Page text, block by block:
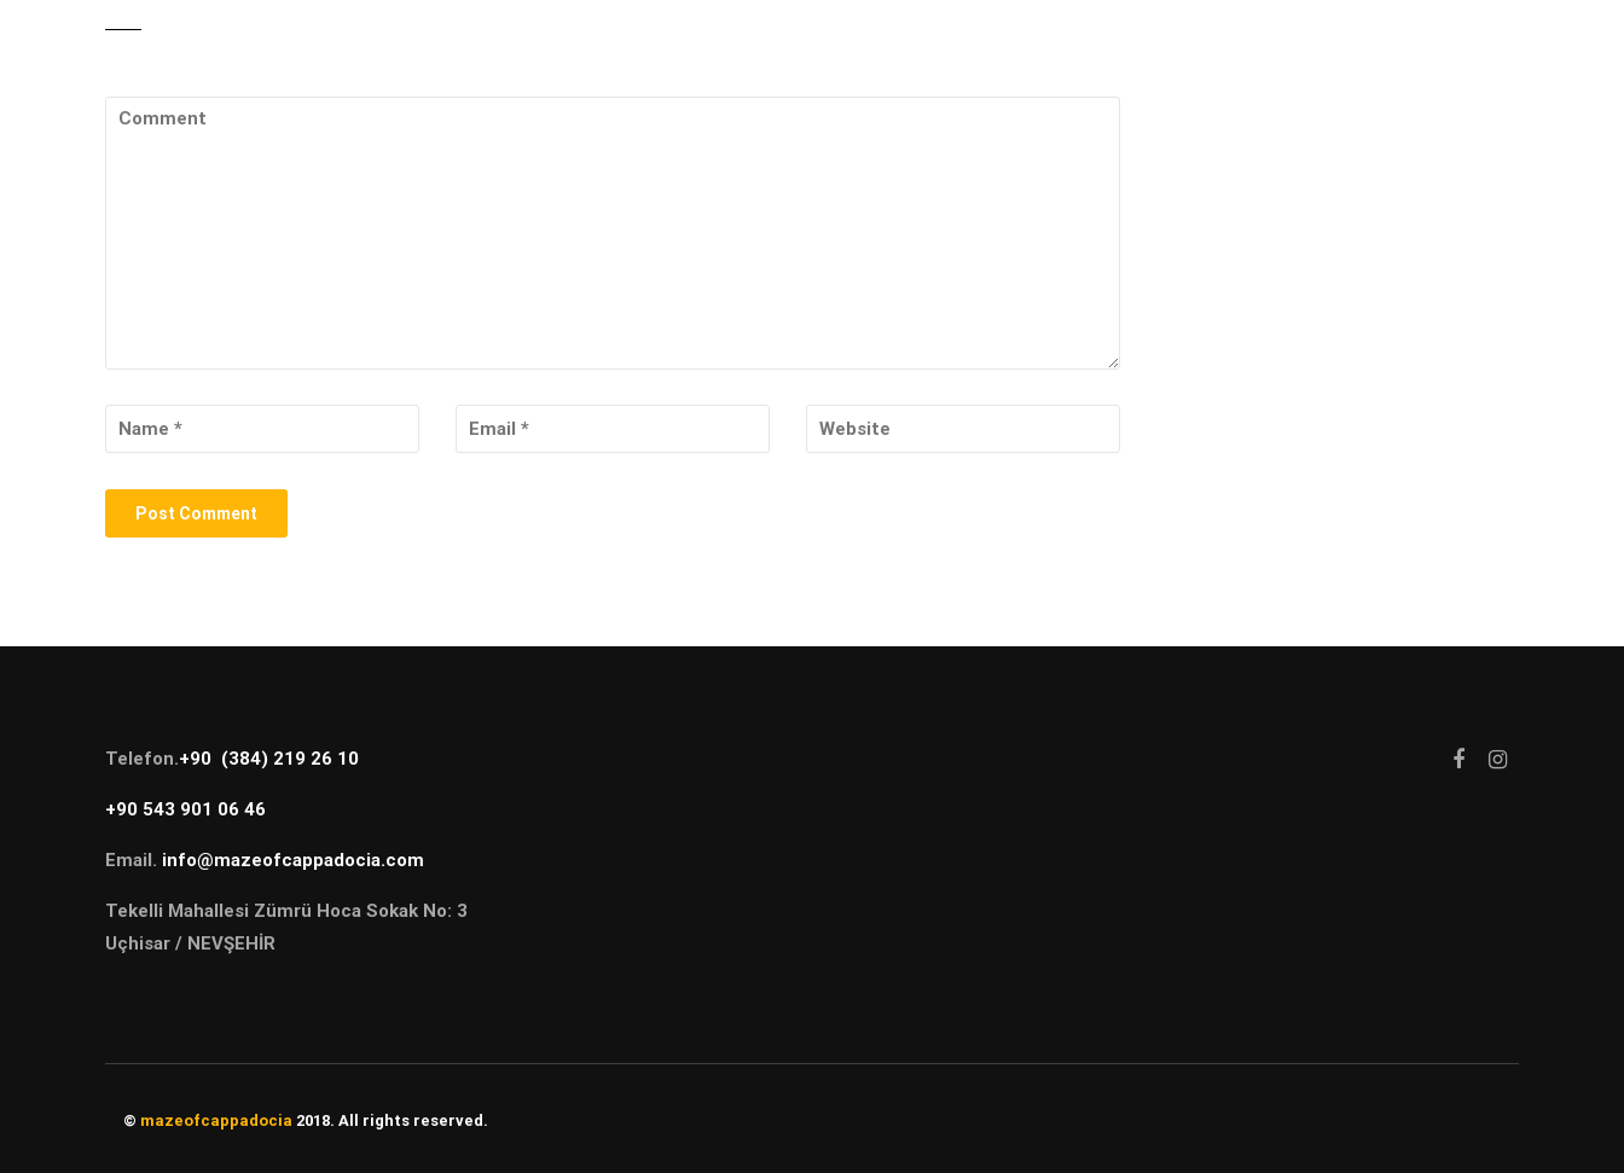
Telefon.+90 (384) 219 26 10
+90 543 901 06 46
Email. info@mazeofcappadocia.com
Tekelli Mahallesi Zümrü Hoca Sokak No: 3
Uçhisar / NEVŞEHİR
© mazeofcappadocia 2018. All rights reserved.